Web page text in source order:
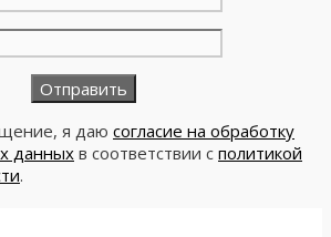
я даю согласие на обработку
данных в соответствии с политикой
.